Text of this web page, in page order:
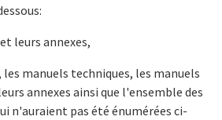
leurs annexes,
manuels techniques, les manuels
annexes ainsi que l'ensemble des
n'auraient pas été énumérées ci-